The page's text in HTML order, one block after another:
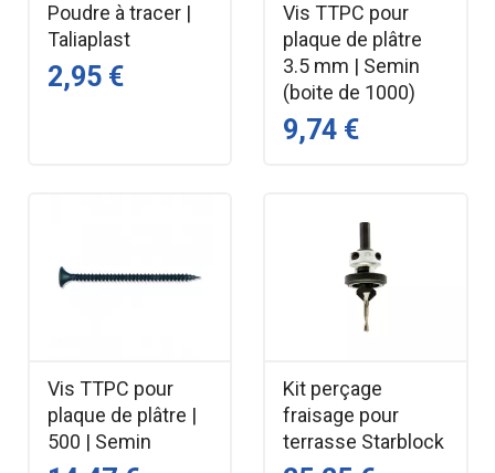
Poudre à tracer |
Taliaplast
2,95 €
Vis TTPC pour
plaque de plâtre
3.5 mm | Semin
(boite de 1000)
9,74 €
Vis TTPC pour
plaque de plâtre |
500 | Semin
Kit perçage
fraisage pour
terrasse Starblock